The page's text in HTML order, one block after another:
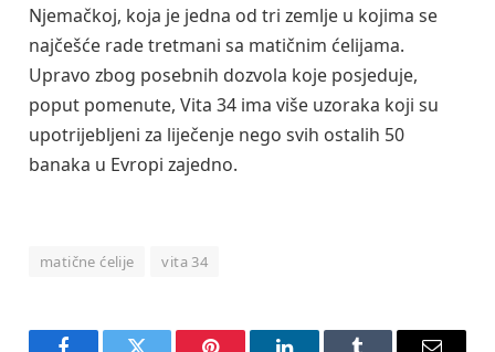
Njemačkoj, koja je jedna od tri zemlje u kojima se
najčešće rade tretmani sa matičnim ćelijama.
Upravo zbog posebnih dozvola koje posjeduje,
poput pomenute, Vita 34 ima više uzoraka koji su
upotrijebljeni za liječenje nego svih ostalih 50
banaka u Evropi zajedno.
matične ćelije vita 34